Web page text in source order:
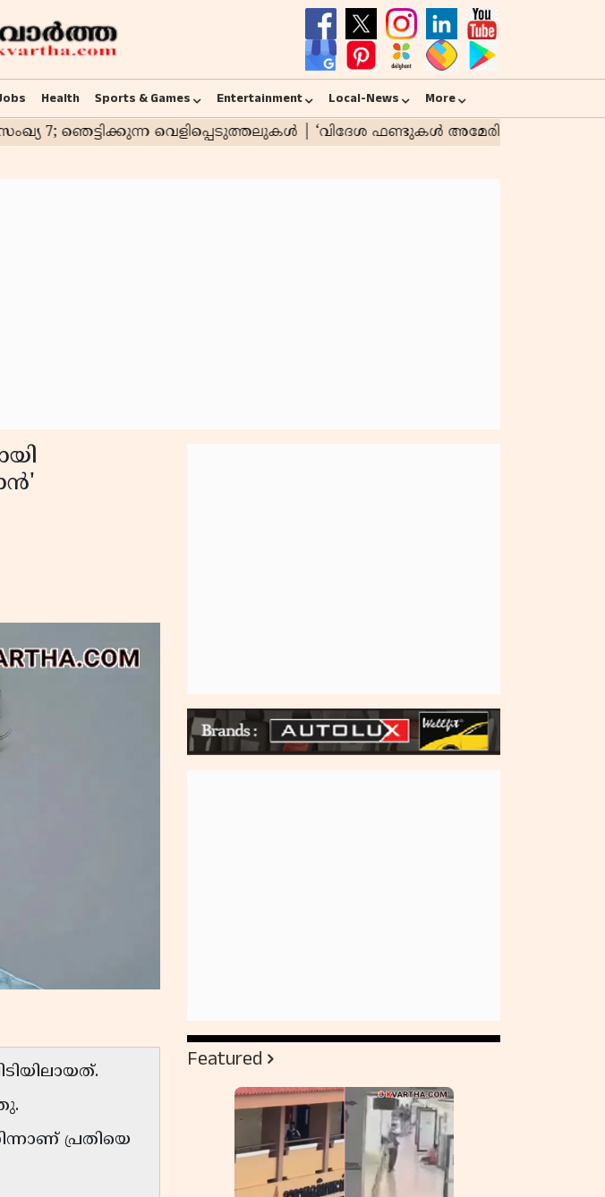
Health Sports & Games Entertainment Local-News More
പ്രതിയെ
Featured